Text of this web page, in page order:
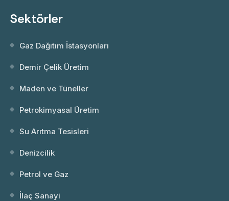
Sektörler
Gaz Dağıtım İstasyonları
Demir Çelik Üretim
Maden ve Tüneller
Petrokimyasal Üretim
Su Arıtma Tesisleri
Denizcilik
Petrol ve Gaz
İlaç Sanayi